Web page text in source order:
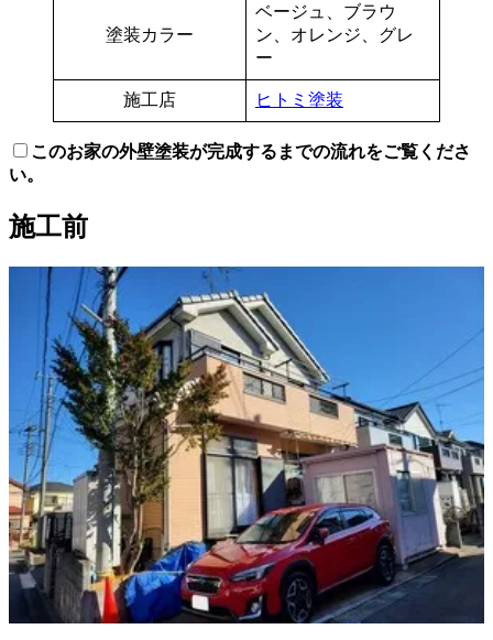
塗装カラー
ベージュ、ブラウ
ン、オレンジ、グレ
ー
施工店 ヒトミ塗装
このお家の外壁塗装が完成するまでの流れをご覧くださ
い。
施工前